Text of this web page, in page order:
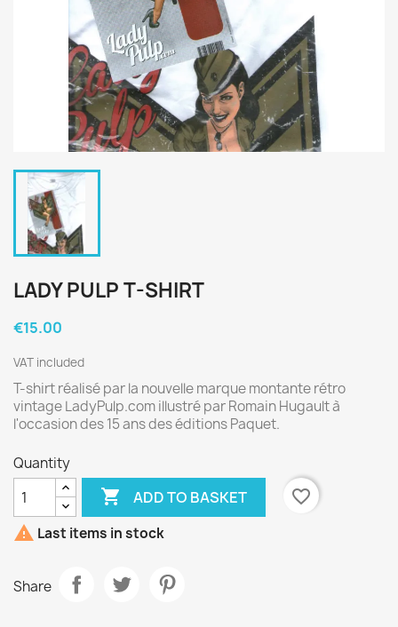
LADY PULP T-SHIRT
€15.00
VAT included
T-shirt réalisé par la nouvelle marque montante rétro
vintage LadyPulp.com illustré par Romain Hugault à
l'occasion des 15 ans des éditions Paquet.
Quantity
 ADD TO BASKET
favorite_border
 Last items in stock
Share